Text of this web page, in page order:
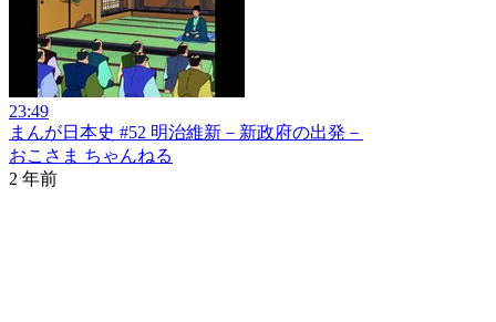
23:49
まんが日本史 #52 明治維新－新政府の出発－
おこさま ちゃんねる
2 年前